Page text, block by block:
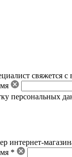
свяжется с
персональных
интернет-
*